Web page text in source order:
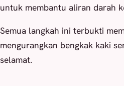
untuk membantu aliran darah
Semua langkah ini terbukti
mengurangkan bengkak kaki
selamat.